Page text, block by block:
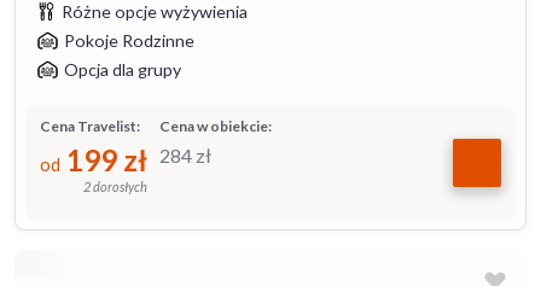
Różne opcje wyżywienia
Pokoje Rodzinne
Opcja dla grupy
Cena w obiekcie:
284 zł
Cena Travelist:
od 199 zł
2 dorosłych